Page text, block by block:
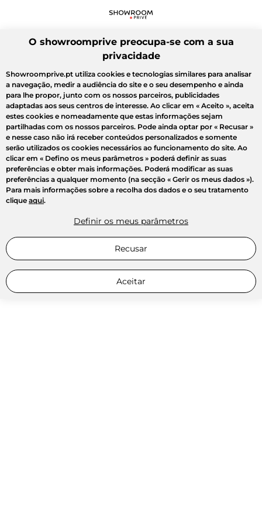
O showroomprive preocupa-se com a sua
privacidade
Showroomprive.pt utiliza cookies e tecnologias similares para analisar
a navegação, medir a audiência do site e o seu desempenho e ainda
para lhe propor, junto com os nossos parceiros, publicidades
adaptadas aos seus centros de interesse. Ao clicar em « Aceito », aceita
estes cookies e nomeadamente que estas informações sejam
partilhadas com os nossos parceiros. Pode ainda optar por « Recusar »
e nesse caso não irá receber conteúdos personalizados e somente
serão utilizados os cookies necessários ao funcionamento do site. Ao
clicar em « Defino os meus parâmetros » poderá definir as suas
preferências e obter mais informações. Poderá modificar as suas
preferências a qualquer momento (na secção « Gerir os meus dados »).
Para mais informações sobre a recolha dos dados e o seu tratamento
clique aqui.
Definir os meus parâmetros
Recusar
Aceitar